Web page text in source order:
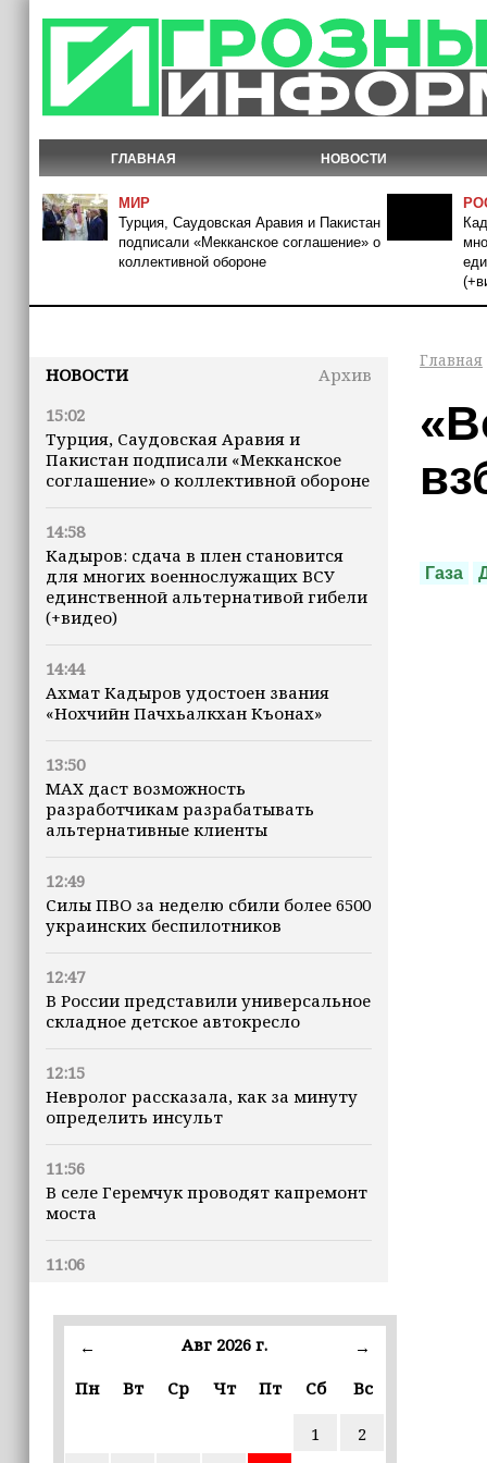
ГЛАВНАЯ НОВОСТИ
МИР
Турция, Саудовская Аравия и Пакистан
подписали «Мекканское соглашение» о
коллективной обороне
НОВОСТИ
Архив
15:02
Турция, Саудовская Аравия и
Пакистан подписали «Мекканское
соглашение» о коллективной обороне
14:58
Кадыров: сдача в плен становится
для многих военнослужащих ВСУ
единственной альтернативой гибели
(+видео)
14:44
Ахмат Кадыров удостоен звания
«Нохчийн Пачхьалкхан Къонах»
13:50
MAX даст возможность
разработчикам разрабатывать
альтернативные клиенты
12:49
Силы ПВО за неделю сбили более 6500
украинских беспилотников
12:47
В России представили универсальное
складное детское автокресло
12:15
Невролог рассказала, как за минуту
определить инсульт
11:56
В селе Геремчук проводят капремонт
моста
11:06
2,4 млн рублей
10:50
Турция, Саудовская Аравия и
Пакистан планируют сформировать
← Авг 2026 г.
→
Пн
Вт Ср Чт Пт Сб Вс
1
2
Главная
Газа